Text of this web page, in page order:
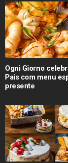
Ogni Giorno
Pais com menu
presente